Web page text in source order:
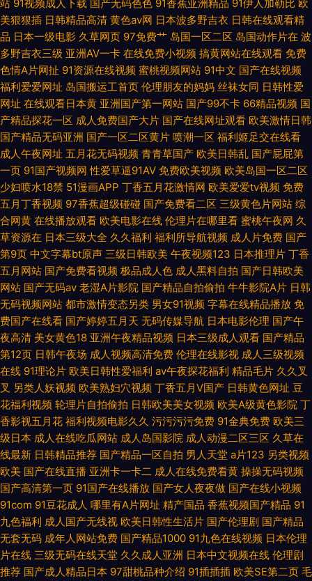
福利 老湿机视频网站 一本道一区二区无码精品 色综合悠悠 白丝足交视频网
站 欧美肏大全 欧美爱碰 超碰97干 国产宾馆在线 超碰在线人人
站 91视频成人下载 国产无码色色 91香蕉亚洲精品 91伊人加勒比 欧
美狠狠插 日韩精品高清 黄色av网 日本波多野吉衣 日韩在线观看精
品 日本一级电影 久草网页 97免费艹 岛国一区二区 岛国动作片在 波
多野吉衣三级 亚洲AV一卡 在线免费小视频 搞黄网站在线观看 免费
色情A片网扯 91资源在线视频 蜜桃视频网站 91中文 国产在线视频
福利爱爱网址 岛国搬运工首页 伦理朋友的妈妈 丝袜女同 日韩性爱
网址 在线观看日本黄 亚洲国产第一网站 国产99不卡 66精品视频 国
产精品探花一区 成人免费国产大片 国产在线网址观看 欧美激情日韩
国产精品无码亚洲 国产一区二区黄片 喷潮一区 福利姬足交在线看
成人午夜网址 五月花无码视频 青青草国产 欧美日韩乱 国产屁屁第
一页 91国产视频网 性爱草逼91AV 免费欧美视频 欧美岛国一区二区
少妇喷水18禁 51漫画APP 丁香五月花激情网 欧美爱爱tv视频 免费
五月丁香视频 97香蕉超级碰碰 国产免费看二区 三级黄色片网站 综
合网黄 在线播放观看 欧美电影在线 伦理片在哪里看 蜜桃午夜网 久
草资源在 日本三级大全 久久福利 福利所导航视频 成人片免费 国产
第9页 中文字幕bt原声 三级日韩欧美 午夜视频123 日本推理片 丁香
五月网站 国产免费看视频 极品成人色 成人黑料自拍 国产日韩欧美
网站 国产无码av 老湿A片影院 国产精品自拍偷拍 牛牛影院A片 日韩
无码视频网站 都市激情变态另类 男女91视频 字幕在线精品播放 免
费国产在线看 国产婷婷五月天 无码传媒导航 日本电影伦理 国产午
夜高清 美女黄色18 亚洲午夜精品视频 日本三级成人观看 国产精品
第12页 日韩午夜场 成人视频高清免费 伦理在线影视 成人三级视频
在线 91理论片 欧美日韩性爱福利 av午夜探花福利 精品毛片 久久叉
叉 另类人妖视频 欧美熟妇穴视频 丁香五月V国产 日韩黄色网址 豆
花福利视频 轮理片自拍偷拍 日韩欧美美女视频 欧美A级黄色影院 丁
香影视五月花 福利视频电影久久 污污污污免费 91金典免费 欧美三
级日本 成人在线吃瓜网站 成人岛国影院 成人动漫二区三区 久草在
线最新 日韩精品推荐 国产精品一区自拍 男人天堂 a片123 另类视频
欧美 国产在线直播 亚洲卡一卡二 成人在线免费看黄 操操无码视频
国产高清第一页 91国产在线播放 国产女人夜夜做 国产在线小视频
91com 91豆花成人 哪里有A片网址 精产国品 香蕉视频国产精品 91
九色福利 成人国产无线视 欧美日韩性生活片 国产伦理剧 国产精品
无套无码 成年人网站免费 国产精品1000 91九色在线视频 日本伦理
片在线 三级无码在线天堂 久久成人亚洲 日本中文视频在线 伦理剧
推荐 国产成人精品日本 97甜桃品种介绍 91插插插 欧美SE第二页 毛